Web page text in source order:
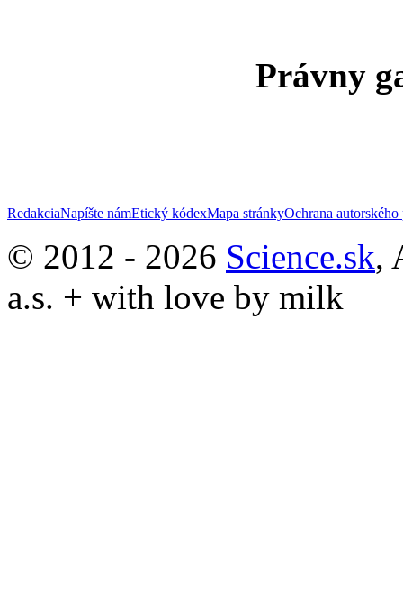
Právny
RedakciaNapíšte námEtický kódexMapa stránkyOchrana autorského
© 2012 - 2026 Science.sk,
a.s. + with love by milk